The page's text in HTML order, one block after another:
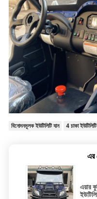
বিনোদনমূলক ইউটিলিটি যান 4 চাকা
এর
এয়ার